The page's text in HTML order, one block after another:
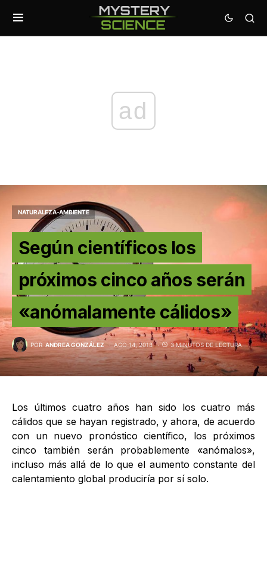
ad
NATURALEZA-AMBIENTE
Según científicos los
próximos cinco años serán
«anómalamente cálidos»
POR ANDREA GONZÁLEZ AGO 14, 2018 3 MINUTOS DE LECTURA
Los últimos cuatro años han sido los cuatro más
cálidos que se hayan registrado, y ahora, de acuerdo
con un nuevo pronóstico científico, los próximos
cinco también serán probablemente «anómalos»,
incluso más allá de lo que el aumento constante del
calentamiento global produciría por sí solo.